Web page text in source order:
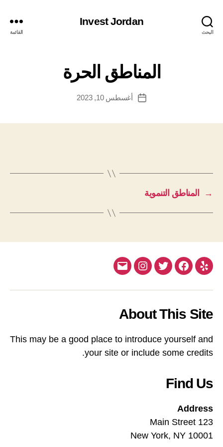
البحث
Invest Jordan
القائمة
المناطق الحرة
تاريخأغسطس 10, 2023
→ المناطق التنموية
Yelp
Facebook
Twitter
Instagram
Email
About This Site
This may be a good place to introduce yourself and
your site or include some credits.
Find Us
Address
123 Main Street
New York, NY 10001